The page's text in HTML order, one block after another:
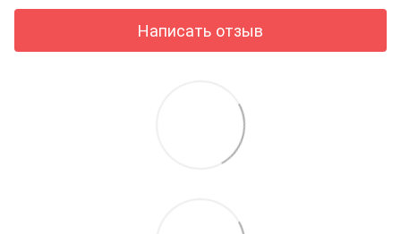
Написать отзыв